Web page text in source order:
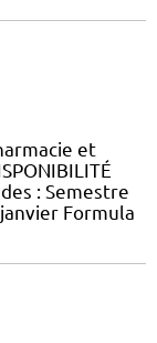
et
: Semestre
Formula